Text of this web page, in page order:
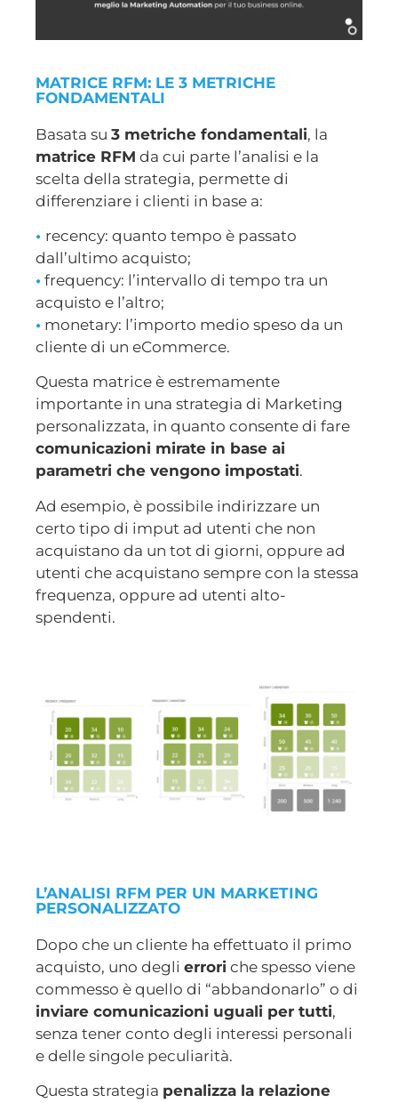
MATRICE RFM: LE 3 METRICHE
FONDAMENTALI
Basata su 3 metriche fondamentali, la
matrice RFM da cui parte l’analisi e la
scelta della strategia, permette di
differenziare i clienti in base a:
• recency: quanto tempo è passato
dall’ultimo acquisto;
• frequency: l’intervallo di tempo tra un
acquisto e l’altro;
• monetary: l’importo medio speso da un
cliente di un eCommerce.
Questa matrice è estremamente
importante in una strategia di Marketing
personalizzata, in quanto consente di fare
comunicazioni mirate in base ai
parametri che vengono impostati.
Ad esempio, è possibile indirizzare un
certo tipo di imput ad utenti che non
acquistano da un tot di giorni, oppure ad
utenti che acquistano sempre con la stessa
frequenza, oppure ad utenti alto-
spendenti.
L’ANALISI RFM PER UN MARKETING
PERSONALIZZATO
Dopo che un cliente ha effettuato il primo
acquisto, uno degli errori che spesso viene
commesso è quello di “abbandonarlo” o di
inviare comunicazioni uguali per tutti,
senza tener conto degli interessi personali
e delle singole peculiarità.
Questa strategia penalizza la relazione